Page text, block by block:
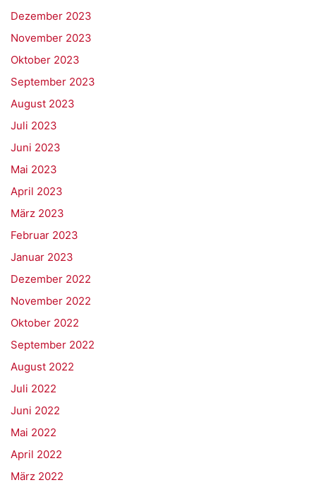
Dezember 2023
November 2023
Oktober 2023
September 2023
August 2023
Juli 2023
Juni 2023
Mai 2023
April 2023
März 2023
Februar 2023
Januar 2023
Dezember 2022
November 2022
Oktober 2022
September 2022
August 2022
Juli 2022
Juni 2022
Mai 2022
April 2022
März 2022